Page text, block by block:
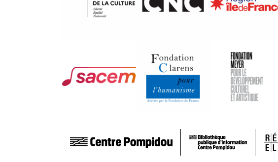
LIENS DE BAS DE PAGE